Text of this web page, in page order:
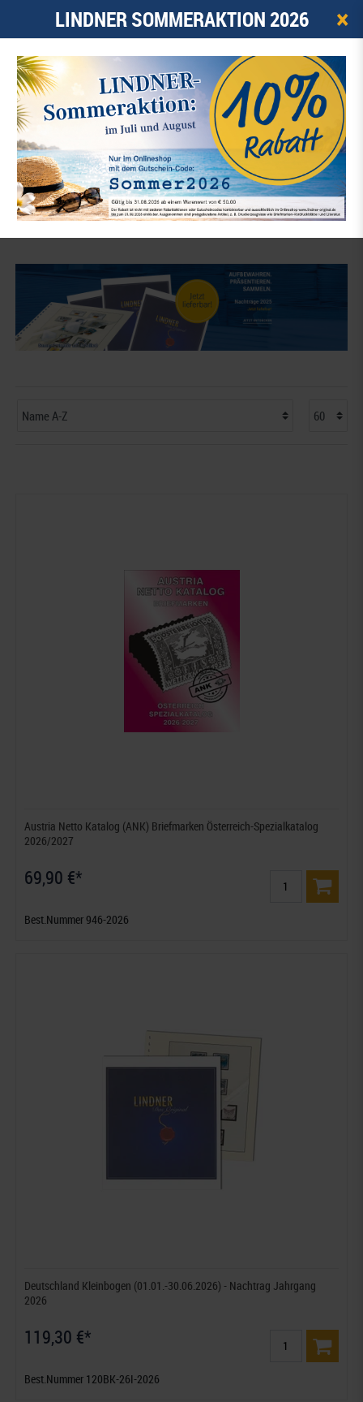
0ARTIKEL -0,00 €
☰
Home Neuheiten Lindner
NEUHEITEN LINDNER
Austria Netto Katalog (ANK) Briefmarken Österreich-Spezialkatalog
2026/2027
69,90 €*
Best.Nummer 946-2026
Deutschland Kleinbogen (01.01.-30.06.2026) - Nachtrag Jahrgang
2026
119,30 €*
Best.Nummer 120BK-26I-2026
LINDNER SOMMERAKTION 2026 ×